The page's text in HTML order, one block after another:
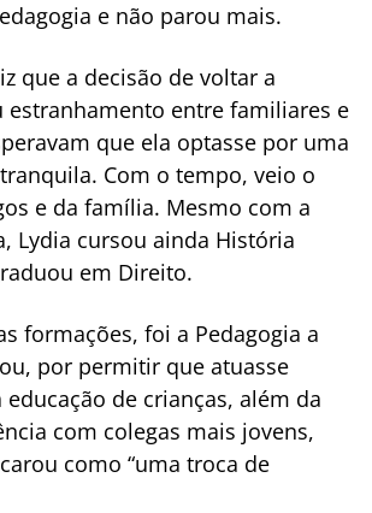
e não parou mais.
que a decisão de voltar a
estranhamento entre familiares e
que ela optasse por uma
Com o tempo, veio o
e da família. Mesmo com a
Lydia cursou ainda História
em Direito.
formações, foi a Pedagogia a
por permitir que atuasse
de crianças, além da
com colegas mais jovens,
como “uma troca de